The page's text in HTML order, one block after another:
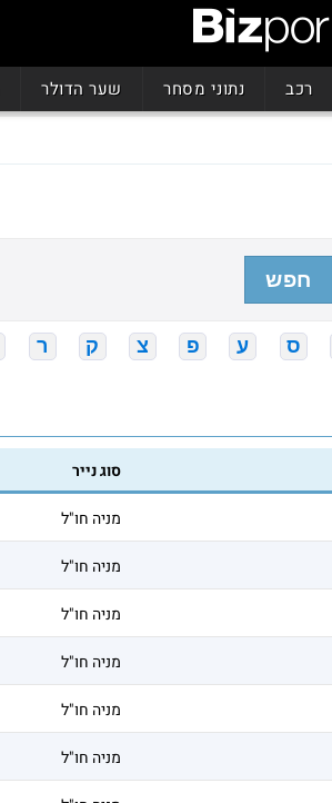
רכב נתוני מסחר שער הדולר
חפש
ס ע פ צ ק ר
סוג נייר
מניה חו"ל
מניה חו"ל
מניה חו"ל
מניה חו"ל
מניה חו"ל
מניה חו"ל